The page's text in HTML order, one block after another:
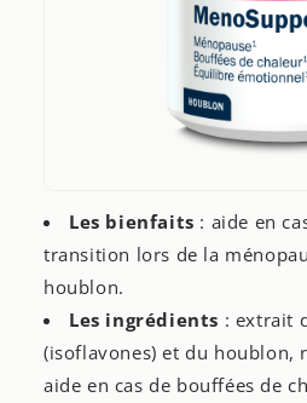
Les bienfaits : aide en
transition lors de la
houblon.
Les ingrédients : extrait
(isoflavones) et du houblon,
aide en cas de bouffées de